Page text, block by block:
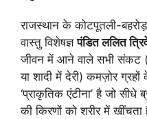
राजस्थान के कोटपूतली-बहरोड़
वास्तु विशेषज्ञपंडित ललित
जीवन में आने वाले सभी संकट
या शादी में देरी) कमज़ोर
‘प्राकृतिक एंटीना’ है जो सीधे
की किरणों को शरीर में खींचता